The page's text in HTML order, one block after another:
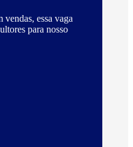
vendas, essa vaga
para nosso